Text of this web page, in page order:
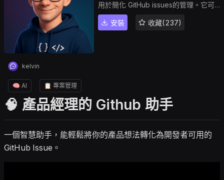
用於簡化 GitHub issues的管理。它可
以直接在存儲庫中簡化創建、跟踪和優
先處理錯誤、任務或功能請求的過程。
安裝 收藏(237)
kelvin
🧠 AI 📋 專案管理
🧠 產品經理的 Github 助手
一個智慧助手，能輕鬆將你的產品想法轉化為開發者可用的
GitHub Issue。